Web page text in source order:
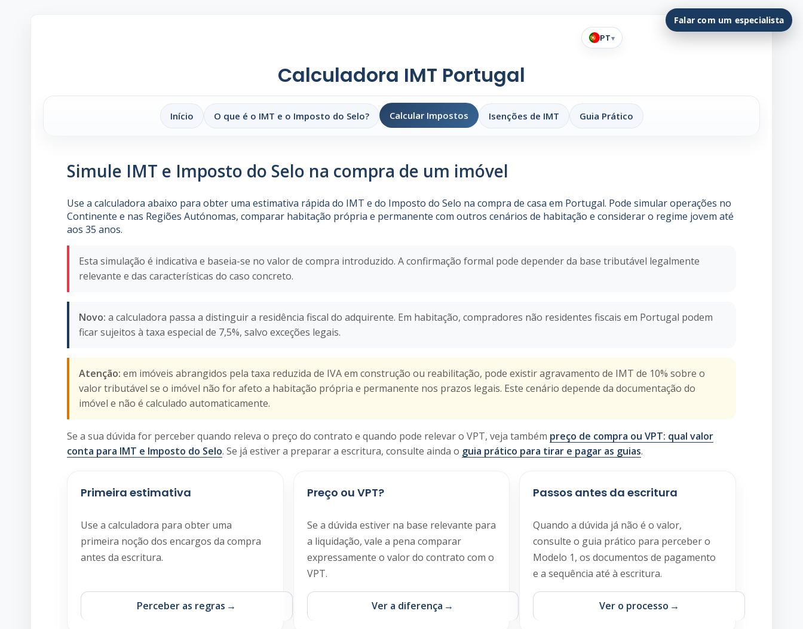
PT▾
Calculadora IMT Portugal
Início O que é o IMT e o Imposto do Selo? Calcular Impostos Isenções de IMT Guia Prático
Simule IMT e Imposto do Selo na compra de um imóvel
Use a calculadora abaixo para obter uma estimativa rápida do IMT e do Imposto do Selo na compra de casa em Portugal. Pode simular operações no
Continente e nas Regiões Autónomas, comparar habitação própria e permanente com outros cenários de habitação e considerar o regime jovem até
aos 35 anos.
Esta simulação é indicativa e baseia-se no valor de compra introduzido. A confirmação formal pode depender da base tributável legalmente
relevante e das características do caso concreto.
Novo: a calculadora passa a distinguir a residência fiscal do adquirente. Em habitação, compradores não residentes fiscais em Portugal podem
ficar sujeitos à taxa especial de 7,5%, salvo exceções legais.
Atenção: em imóveis abrangidos pela taxa reduzida de IVA em construção ou reabilitação, pode existir agravamento de IMT de 10% sobre o
valor tributável se o imóvel não for afeto a habitação própria e permanente nos prazos legais. Este cenário depende da documentação do
imóvel e não é calculado automaticamente.
Se a sua dúvida for perceber quando releva o preço do contrato e quando pode relevar o VPT, veja também preço de compra ou VPT: qual valor
conta para IMT e Imposto do Selo. Se já estiver a preparar a escritura, consulte ainda o guia prático para tirar e pagar as guias.
Primeira estimativa
Use a calculadora para obter uma
primeira noção dos encargos da compra
antes da escritura.
Perceber as regras
Preço ou VPT?
Se a dúvida estiver na base relevante para
a liquidação, vale a pena comparar
expressamente o valor do contrato com o
VPT.
Ver a diferença
Passos antes da escritura
Quando a dúvida já não é o valor,
consulte o guia prático para perceber o
Modelo 1, os documentos de pagamento
e a sequência até à escritura.
Ver o processo
Falar com um especialista